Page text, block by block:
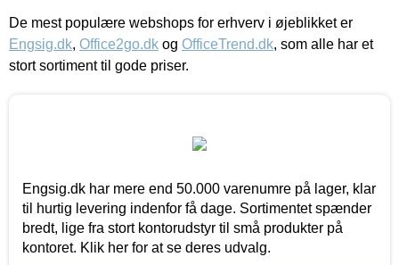
De mest populære webshops for erhverv i øjeblikket er
Engsig.dk, Office2go.dk og OfficeTrend.dk, som alle har et
stort sortiment til gode priser.
Engsig.dk har mere end 50.000 varenumre på lager, klar
til hurtig levering indenfor få dage. Sortimentet spænder
bredt, lige fra stort kontorudstyr til små produkter på
kontoret. Klik her for at se deres udvalg.